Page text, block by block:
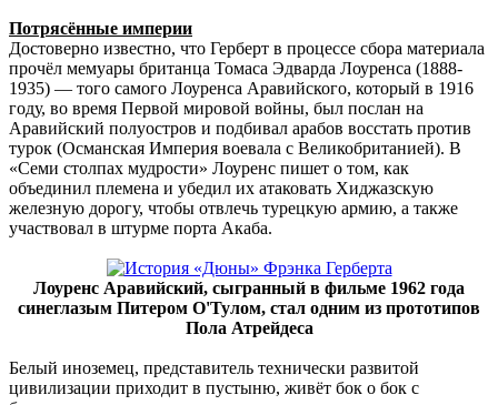
Потрясённые империи
Достоверно известно, что Герберт в процессе сбора материала
прочёл мемуары британца Томаса Эдварда Лоуренса (1888-
1935) — того самого Лоуренса Аравийского, который в 1916
году, во время Первой мировой войны, был послан на
Аравийский полуостров и подбивал арабов восстать против
турок (Османская Империя воевала с Великобританией). В
«Семи столпах мудрости» Лоуренс пишет о том, как
объединил племена и убедил их атаковать Хиджазскую
железную дорогу, чтобы отвлечь турецкую армию, а также
участвовал в штурме порта Акаба.
Лоуренс Аравийский, сыгранный в фильме 1962 года
синеглазым Питером О'Тулом, стал одним из прототипов
Пола Атрейдеса
Белый иноземец, представитель технически развитой
цивилизации приходит в пустыню, живёт бок о бок с